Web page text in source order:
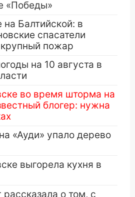
«Победы»
Балтийской: в
спасатели
пожар
на 10 августа в
во время шторма на
блогер: нужна
«Ауди» упало дерево
выгорела кухня в
рассказала о том, с